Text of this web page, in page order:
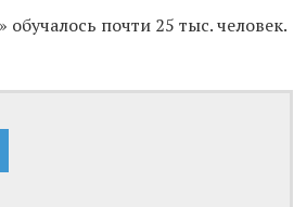
почти 25 тыс. человек.